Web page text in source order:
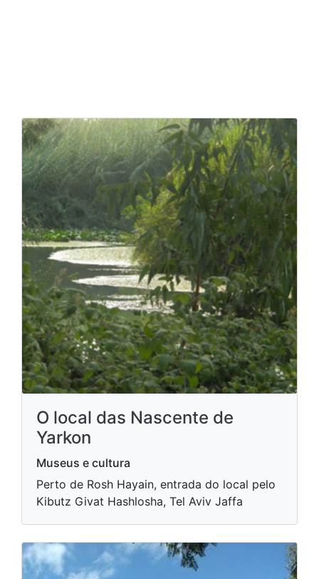
O local das Nascente de
Yarkon
Museus e cultura
Perto de Rosh Hayain, entrada do local pelo
Kibutz Givat Hashlosha, Tel Aviv Jaffa